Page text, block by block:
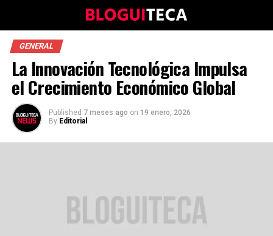
GENERAL
La Innovación Tecnológica Impulsa
el Crecimiento Económico Global
Published 7 meses ago on 19 enero, 2026
By Editorial